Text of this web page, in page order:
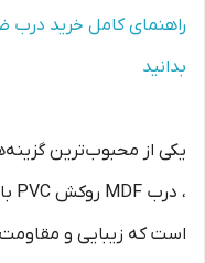
راهنمای کامل خرید درب
بدانید
یکی از محبوب‌ترین
است که زیبایی و